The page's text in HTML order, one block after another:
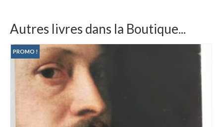
Autres livres dans la Boutique...
PROMO !